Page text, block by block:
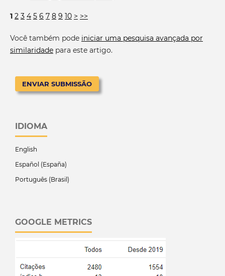
1 2 3 4 5 6 7 8 9 10 > >>
Você também pode iniciar uma pesquisa avançada por
similaridadepara este artigo.
ENVIAR SUBMISSÃO
IDIOMA
English
Español (España)
Português (Brasil)
GOOGLE METRICS